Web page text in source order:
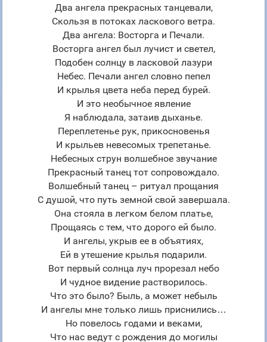
Два ангела прекрасных танцевали,
Скользя в потоках ласкового ветра.
Два ангела: Восторга и Печали.
Восторга ангел был лучист и светел,
Подобен солнцу в ласковой лазури
Небес. Печали ангел словно пепел
И крылья цвета неба перед бурей.
И это необычное явление
Я наблюдала, затаив дыханье.
Переплетенье рук, прикосновенья
И крыльев невесомых трепетанье.
Небесных струн волшебное звучание
Прекрасный танец тот сопровождало.
Волшебный танец – ритуал прощания
С душой, что путь земной свой завершала.
Она стояла в легком белом платье,
Прощаясь с тем, что дорого ей было.
И ангелы, укрыв ее в объятиях,
Ей в утешение крылья подарили.
Вот первый солнца луч прорезал небо
И чудное видение растворилось.
Что это было? Быль, а может небыль
И ангелы мне только лишь приснились…
Но повелось годами и веками,
Что нас ведут с рождения до могилы